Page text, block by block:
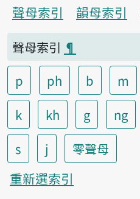
聲母索引
韻母索引
聲母索引 ¶
p
ph b m
k
kh g ng
s
j
零聲母
重新選索引